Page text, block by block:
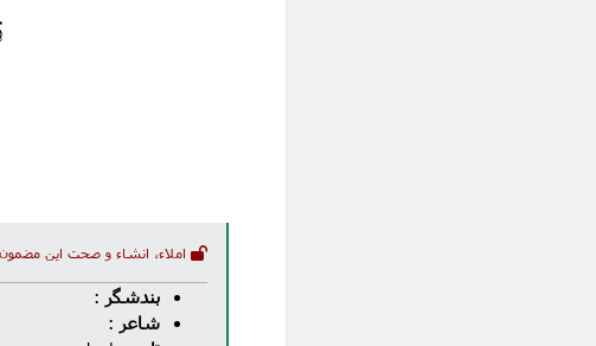
املاء، انشاء و صحت این
بندشگر :
شاعر :